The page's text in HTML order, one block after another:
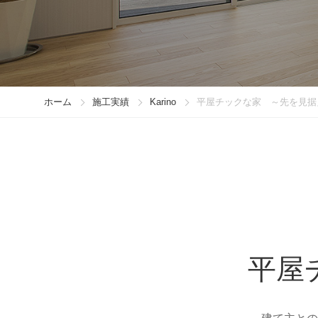
ホーム 施工実績 Karino 平屋チックな家 ～先を見据
平屋